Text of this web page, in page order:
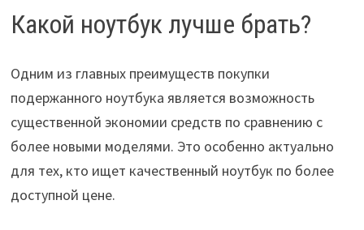
Какой ноутбук лучше брать?
Одним из главных преимуществ покупки
подержанного ноутбука является возможность
существенной экономии средств по сравнению с
более новыми моделями. Это особенно актуально
для тех, кто ищет качественный ноутбук по более
доступной цене.